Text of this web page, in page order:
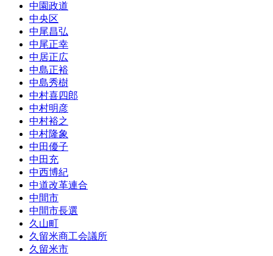
中園政道
中央区
中尾昌弘
中尾正幸
中居正広
中島正裕
中島秀樹
中村喜四郎
中村明彦
中村裕之
中村隆象
中田優子
中田充
中西博紀
中道改革連合
中間市
中間市長選
久山町
久留米商工会議所
久留米市